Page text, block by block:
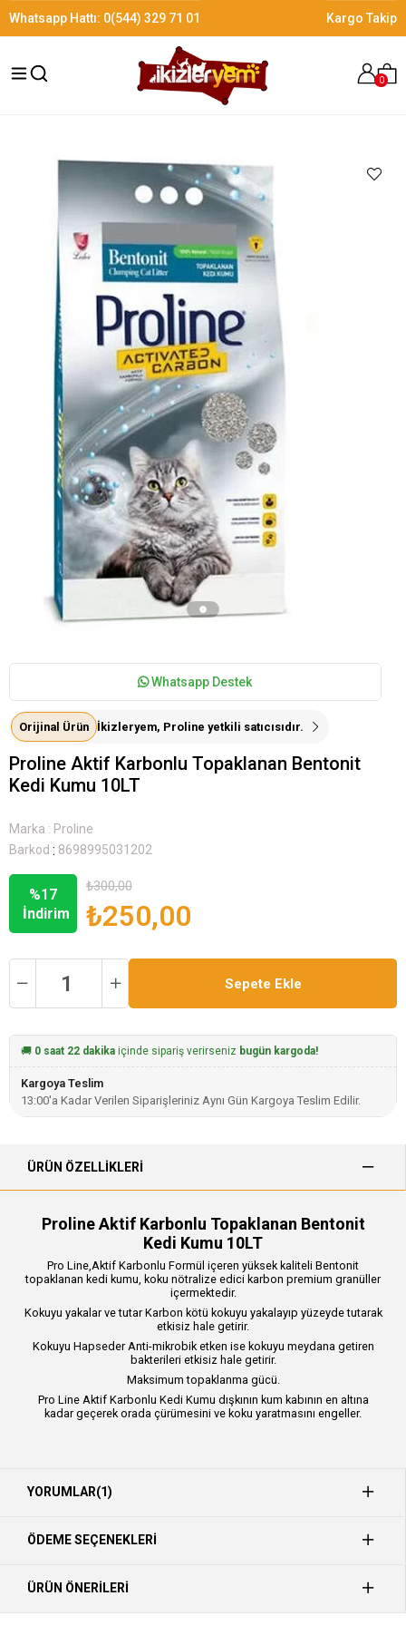
Whatsapp Hattı: 0(544) 329 71 01 Kargo Takip
0
Whatsapp Destek
Orijinal Ürün İkizleryem, Proline yetkili satıcısıdır.
Proline Aktif Karbonlu Topaklanan Bentonit
Kedi Kumu 10LT
Marka : Proline
Barkod : 8698995031202
%17
İndirim
₺300,00
₺250,00
🚚 0 saat 22 dakika içinde sipariş verirseniz bugün kargoda!
Kargoya Teslim
13:00'a Kadar Verilen Siparişleriniz Aynı Gün Kargoya Teslim Edilir.
ÜRÜN ÖZELLIKLERI
Proline Aktif Karbonlu Topaklanan Bentonit
Kedi Kumu 10LT
Pro Line,Aktif Karbonlu Formül içeren yüksek kaliteli Bentonit
topaklanan kedi kumu, koku nötralize edici karbon premium granüller
içermektedir.
Kokuyu yakalar ve tutar Karbon kötü kokuyu yakalayıp yüzeyde tutarak
etkisiz hale getirir.
Kokuyu Hapseder Anti-mikrobik etken ise kokuyu meydana getiren
bakterileri etkisiz hale getirir.
Maksimum topaklanma gücü.
Pro Line Aktif Karbonlu Kedi Kumu dışkının kum kabının en altına
kadar geçerek orada çürümesini ve koku yaratmasını engeller.
YORUMLAR(1)
ÖDEME SEÇENEKLERI
ÜRÜN ÖNERILERI